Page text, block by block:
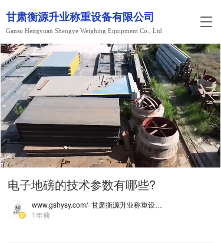
T
g
g
l
e
n
a
v
i
g
a
甘肃衡源升业称重设备有限公司
Gansu Hengyuan Shengye Weighing Equipment Co., Ltd
电子地磅的技术参数有哪些?
www.gshysy.com/
· 甘肃衡源升业称重设备有限公司
1年前